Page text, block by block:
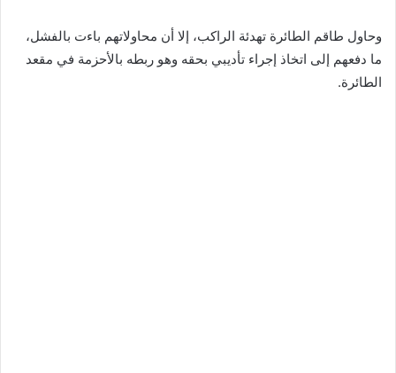
وحاول طاقم الطائرة تهدئة الراكب، إلا أن محاولاتهم باءت بالفشل،
ما دفعهم إلى اتخاذ إجراء تأديبي بحقه وهو ربطه بالأحزمة في مقعد
الطائرة.